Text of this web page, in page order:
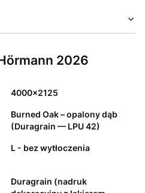
2026
4000x2125
Burned Oak – opalony dąb
(Duragrain — LPU 42)
L - bez wytłoczenia
Duragrain (nadruk